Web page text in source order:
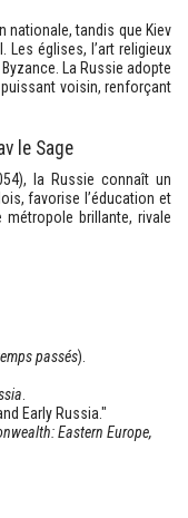
nationale, tandis que Kiev
églises, l’art religieux
La Russie adopte
voisin, renforçant
le Sage
la Russie connaît un
favorise l’éducation et
métropole brillante, rivale
passés).
Early Russia."
Eastern Europe,